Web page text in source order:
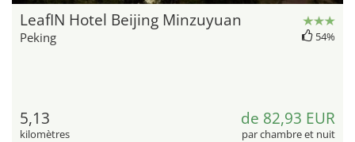
LeafIN Hotel Beijing Minzuyuan
Peking 54%
5,13
kilomètres
de 82,93 EUR
par chambre et nuit